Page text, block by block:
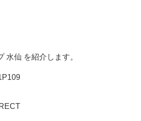
水仙 を紹介します。